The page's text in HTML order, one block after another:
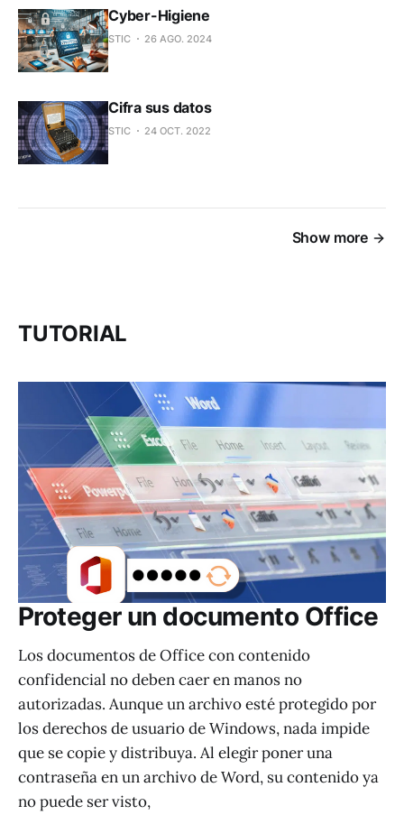
Cyber-Higiene
STIC 26 AGO. 2024
Cifra sus datos
STIC 24 OCT. 2022
Show more
TUTORIAL
Proteger un documento Office
Los documentos de Office con contenido
confidencial no deben caer en manos no
autorizadas. Aunque un archivo esté protegido por
los derechos de usuario de Windows, nada impide
que se copie y distribuya. Al elegir poner una
contraseña en un archivo de Word, su contenido ya
no puede ser visto,